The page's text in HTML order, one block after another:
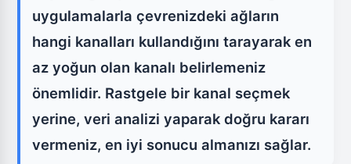
uygulamalarla çevrenizdeki ağların
hangi kanalları kullandığını tarayarak en
az yoğun olan kanalı belirlemeniz
önemlidir. Rastgele bir kanal seçmek
yerine, veri analizi yaparak doğru kararı
vermeniz, en iyi sonucu almanızı sağlar.